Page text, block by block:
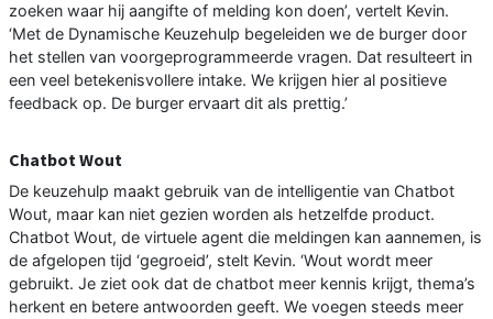
zoeken waar hij aangifte of melding kon doen’, vertelt Kevin.
‘Met de Dynamische Keuzehulp begeleiden we de burger door
het stellen van voorgeprogrammeerde vragen. Dat resulteert in
een veel betekenisvollere intake. We krijgen hier al positieve
feedback op. De burger ervaart dit als prettig.’
Chatbot Wout
De keuzehulp maakt gebruik van de intelligentie van Chatbot
Wout, maar kan niet gezien worden als hetzelfde product.
Chatbot Wout, de virtuele agent die meldingen kan aannemen, is
de afgelopen tijd ‘gegroeid’, stelt Kevin. ‘Wout wordt meer
gebruikt. Je ziet ook dat de chatbot meer kennis krijgt, thema’s
herkent en betere antwoorden geeft. We voegen steeds meer